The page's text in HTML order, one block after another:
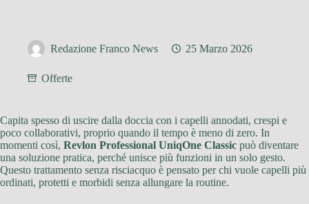
Redazione Franco News 25 Marzo 2026
Offerte
Capita spesso di uscire dalla doccia con i capelli annodati, crespi e
poco collaborativi, proprio quando il tempo è meno di zero. In
momenti così, Revlon Professional UniqOne Classic può diventare
una soluzione pratica, perché unisce più funzioni in un solo gesto.
Questo trattamento senza risciacquo è pensato per chi vuole capelli più
ordinati, protetti e morbidi senza allungare la routine.